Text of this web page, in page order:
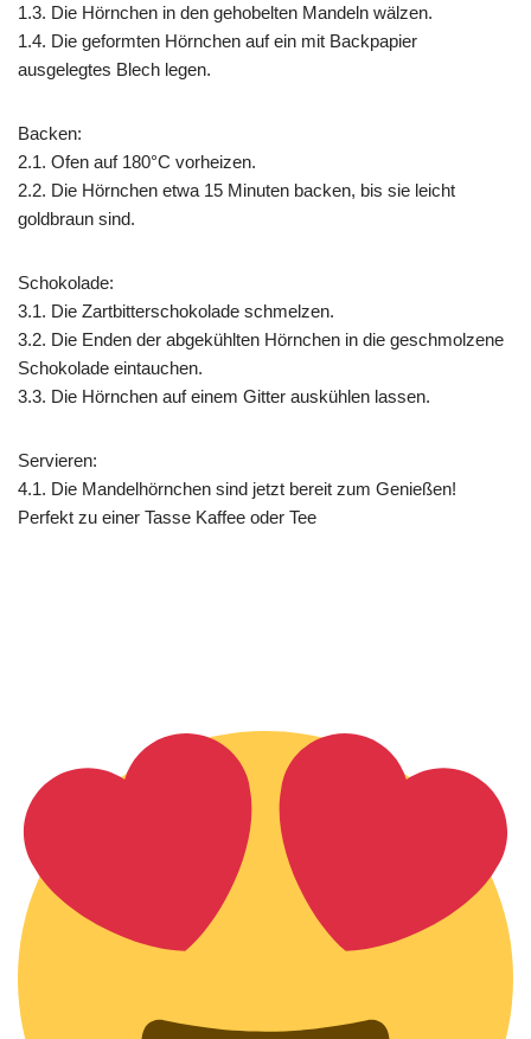
1.3. Die Hörnchen in den gehobelten Mandeln wälzen.
1.4. Die geformten Hörnchen auf ein mit Backpapier
ausgelegtes Blech legen.
Backen:
2.1. Ofen auf 180°C vorheizen.
2.2. Die Hörnchen etwa 15 Minuten backen, bis sie leicht
goldbraun sind.
Schokolade:
3.1. Die Zartbitterschokolade schmelzen.
3.2. Die Enden der abgekühlten Hörnchen in die geschmolzene
Schokolade eintauchen.
3.3. Die Hörnchen auf einem Gitter auskühlen lassen.
Servieren:
4.1. Die Mandelhörnchen sind jetzt bereit zum Genießen!
Perfekt zu einer Tasse Kaffee oder Tee